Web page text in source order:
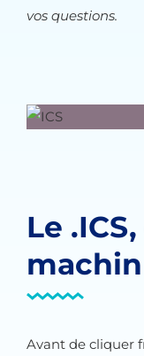
vos questions.
Le
Avant de cliquer